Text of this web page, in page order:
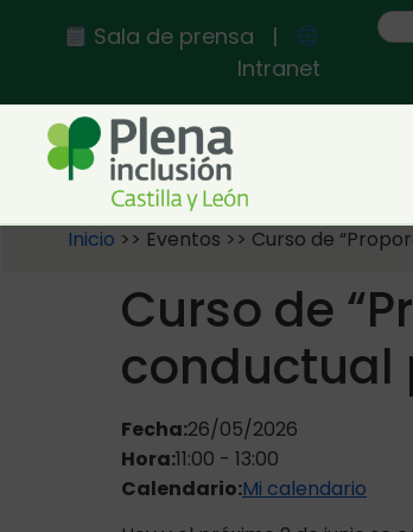
Sala de prensa |
Intranet
Inicio >> Eventos >> Curso de
Curso de
conductual
Fecha:26/05/2026
Hora:11:00 - 13:00
Calendario:Mi calendario